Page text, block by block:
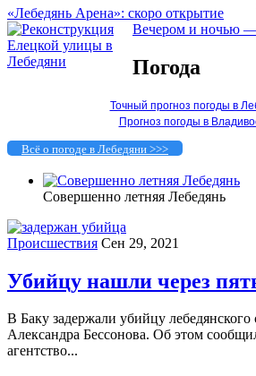
«Лебедянь Арена»: скоро открытие
Вечером и ночью —
Погода
Точный прогноз погоды в
Прогноз погоды в
Всё о погоде в Лебедяни >>>
Совершенно летняя Лебедянь
Происшествия Сен 29, 2021
Убийцу нашли через
В Баку задержали убийцу лебедянского
Александра Бессонова. Об этом
агентство...